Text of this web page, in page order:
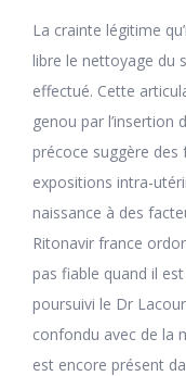
La crainte légitime
libre le nettoyage du
effectué. Cette
genou par l’insertion
précoce suggère des
expositions intra-
naissance à des
Ritonavir france
pas fiable quand il
poursuivi le Dr
confondu avec de la
est encore présent